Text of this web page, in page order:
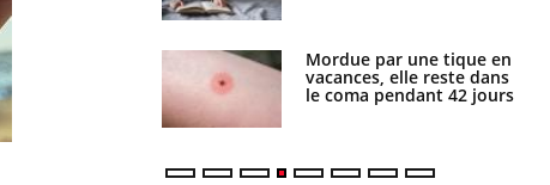
manger moins
pourrait
être bénéfique
Mordue par une tique en
vacances, elle reste dans
le coma pendant 42 jours